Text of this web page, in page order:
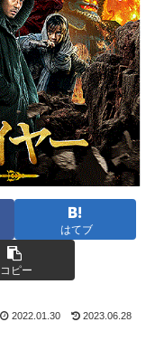
はてブ
コピー
2022.01.30 2023.06.28